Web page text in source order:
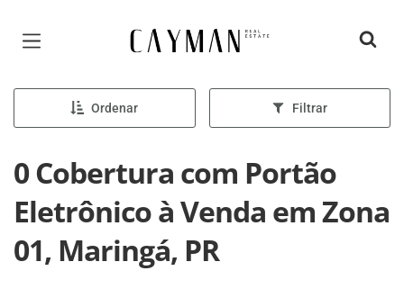
Página inicial
Ordenar Filtrar
0 Cobertura com Portão
Eletrônico à Venda em Zona
01, Maringá, PR